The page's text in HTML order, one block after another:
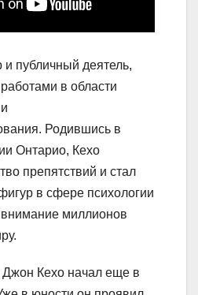
и публичный деятель,
в области
Родившись в
Онтарио, Кехо
препятствий и стал
в сфере психологии
миллионов
Джон Кехо начал еще в